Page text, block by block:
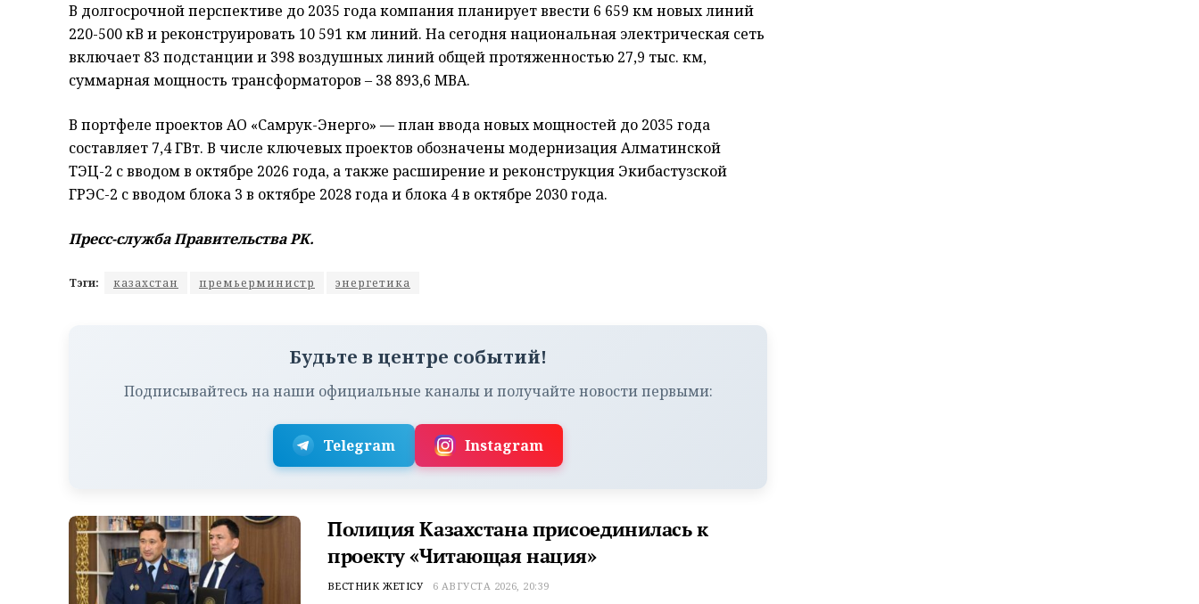
В долгосрочной перспективе до 2035 года компания планирует ввести 6 659 км новых линий
220-500 кВ и реконструировать 10 591 км линий. На сегодня национальная электрическая сеть
включает 83 подстанции и 398 воздушных линий общей протяженностью 27,9 тыс. км,
суммарная мощность трансформаторов – 38 893,6 МВА.
В портфеле проектов АО «Самрук-Энерго» — план ввода новых мощностей до 2035 года
составляет 7,4 ГВт. В числе ключевых проектов обозначены модернизация Алматинской
ТЭЦ-2 с вводом в октябре 2026 года, а также расширение и реконструкция Экибастузской
ГРЭС-2 с вводом блока 3 в октябре 2028 года и блока 4 в октябре 2030 года.
Пресс-служба Правительства РК.
Тэги: казахстан премьерминистр энергетика
Будьте в центре событий!
Подписывайтесь на наши официальные каналы и получайте новости первыми:
Telegram Instagram
Полиция Казахстана присоединилась к
проекту «Читающая нация»
ВЕСТНИК ЖЕТІСУ 6 АВГУСТА 2026, 20:39